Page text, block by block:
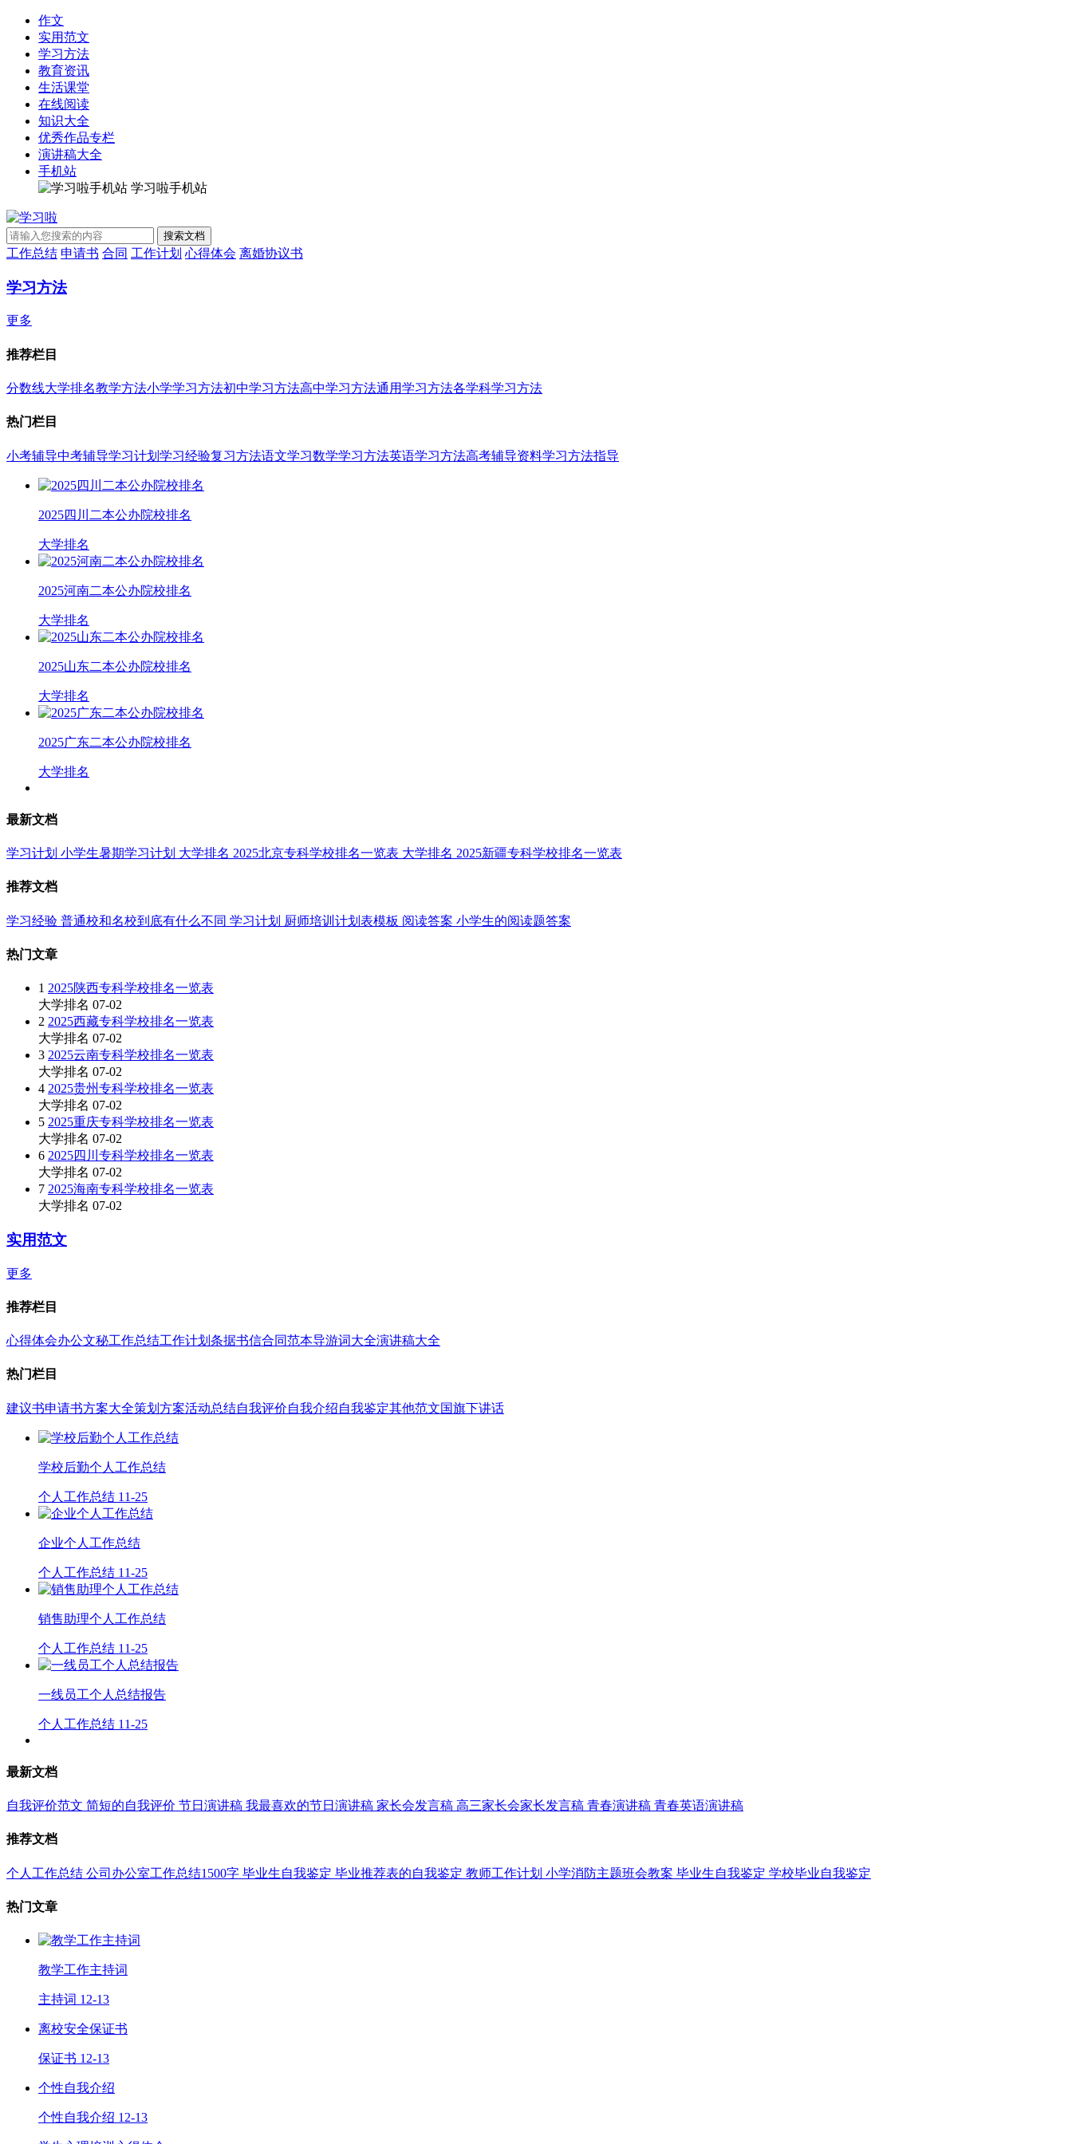
作文
实用范文
学习方法
教育资讯
生活课堂
在线阅读
知识大全
优秀作品专栏
演讲稿大全
手机站
学习啦手机站
工作总结 申请书 合同 工作计划 心得体会 离婚协议书
学习方法
更多
推荐栏目
分数线大学排名教学方法小学学习方法初中学习方法高中学习方法通用学习方法各学科学习方法
热门栏目
小考辅导中考辅导学习计划 学习经验复习方法语文学习数学学习方法英语学习方法高考辅导资料学习方法指导
2025四川二本公办院校排名
大学排名
2025河南二本公办院校排名
大学排名
2025山东二本公办院校排名
大学排名
2025广东二本公办院校排名
大学排名
最新文档
学习计划 小学生暑期学习计划 大学排名 2025北京专科学校排名一览表 大学排名 2025新疆专科学校排名一览表
推荐文档
学习经验 普通校和名校到底有什么不同 学习计划 厨师培训计划表模板 阅读答案 小学生的阅读题答案
热门文章
1 2025陕西专科学校排名一览表
大学排名 07-02
2 2025西藏专科学校排名一览表
大学排名 07-02
3 2025云南专科学校排名一览表
大学排名 07-02
4 2025贵州专科学校排名一览表
大学排名 07-02
5 2025重庆专科学校排名一览表
大学排名 07-02
6 2025四川专科学校排名一览表
大学排名 07-02
7 2025海南专科学校排名一览表
大学排名 07-02
实用范文
更多
推荐栏目
心得体会办公文秘工作总结工作计划 条据书信合同范本导游词大全演讲稿大全
热门栏目
建议书申请书方案大全策划方案活动总结自我评价自我介绍自我鉴定其他范文国旗下讲话
学校后勤个人工作总结
个人工作总结 11-25
企业个人工作总结
个人工作总结 11-25
销售助理个人工作总结
个人工作总结 11-25
一线员工个人总结报告
个人工作总结 11-25
最新文档
自我评价范文 简短的自我评价 节日演讲稿 我最喜欢的节日演讲稿 家长会发言稿 高三家长会家长发言稿 青春演讲稿 青春英语演讲稿
推荐文档
个人工作总结 公司办公室工作总结1500字 毕业生自我鉴定 毕业推荐表的自我鉴定 教师工作计划 小学消防主题班会教案 毕业生自我鉴定 学校毕业自我鉴定
热门文章
教学工作主持词
主持词 12-13
离校安全保证书
保证书 12-13
个性自我介绍
个性自我介绍 12-13